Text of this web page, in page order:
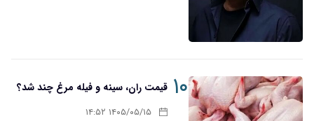
۱۰ قیمت ران، سینه و فیله مرغ چند شد؟
۱۴۰۵/۰۵/۱۵ ۱۴:۵۲